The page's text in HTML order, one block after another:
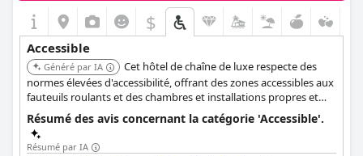
$
Accessible
Généré par IA
Cet hôtel de chaîne de luxe respecte des
normes élevées d'accessibilité, offrant des zones accessibles aux
fauteuils roulants et des chambres et installations propres et
accessibles. La disponibilité de chambres pour personnes à
mobilité réduite répond à une variété de besoins.
Résumé des avis concernant la catégorie 'Accessible'.
Résumé par IA